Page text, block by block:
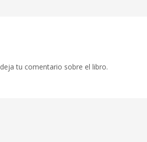
deja tu comentario sobre el libro.